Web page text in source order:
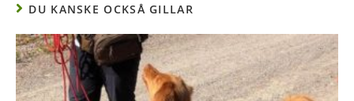
DU KANSKE OCKSÅ GILLAR